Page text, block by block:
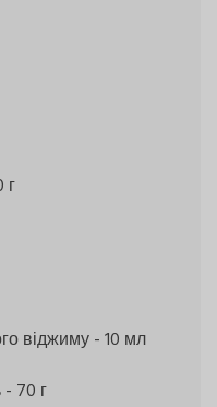
г
віджиму- 10 мл
- 70 г